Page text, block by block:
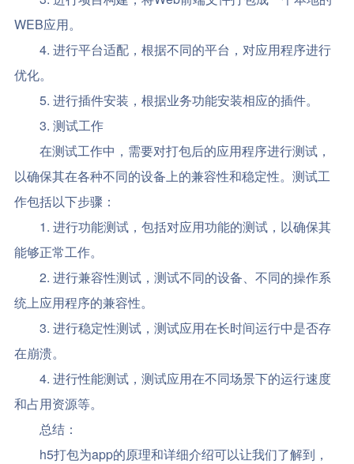
WEB应用。
4. 进行平台适配，根据不同的平台，对应用程序进行
优化。
5. 进行插件安装，根据业务功能安装相应的插件。
3. 测试工作
在测试工作中，需要对打包后的应用程序进行测试，
以确保其在各种不同的设备上的兼容性和稳定性。测试工
作包括以下步骤：
1. 进行功能测试，包括对应用功能的测试，以确保其
能够正常工作。
2. 进行兼容性测试，测试不同的设备、不同的操作系
统上应用程序的兼容性。
3. 进行稳定性测试，测试应用在长时间运行中是否存
在崩溃。
4. 进行性能测试，测试应用在不同场景下的运行速度
和占用资源等。
总结：
h5打包为app的原理和详细介绍可以让我们了解到，